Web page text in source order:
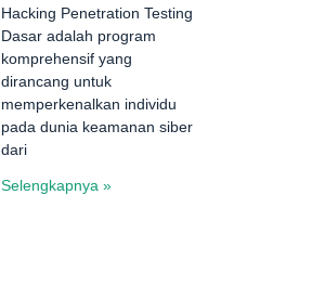
Hacking Penetration Testing
Dasar adalah program
komprehensif yang
dirancang untuk
memperkenalkan individu
pada dunia keamanan siber
dari
Selengkapnya »